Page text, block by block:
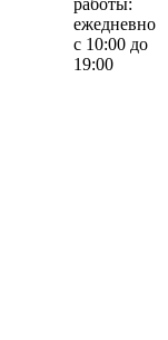
ежедневно
с 10:00 до
19:00